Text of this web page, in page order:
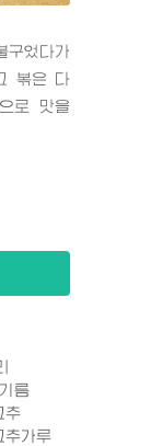
었다가
볶은 다
로 맛을
름
추
가루